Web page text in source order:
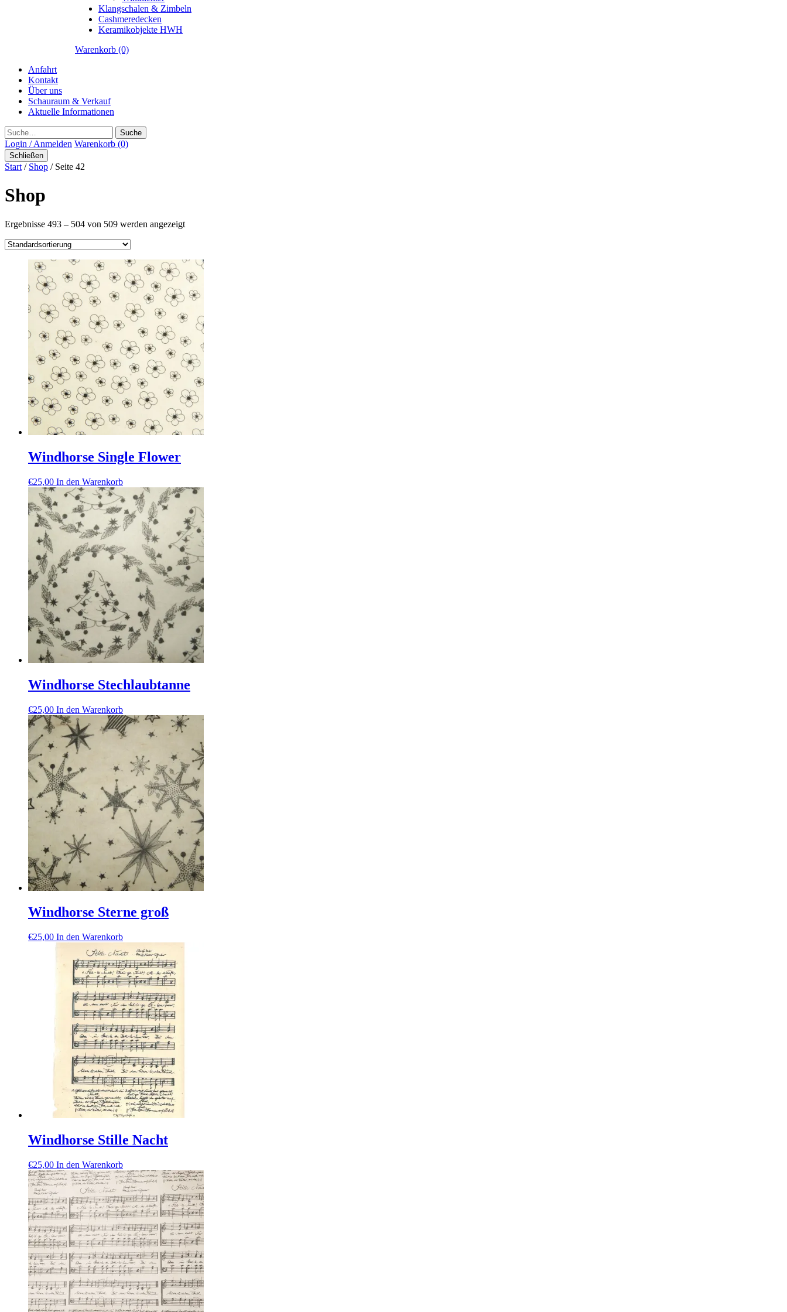
Klangschalen & Zimbeln
Cashmeredecken
Keramikobjekte HWH
Warenkorb (0)
Anfahrt
Kontakt
Über uns
Schauraum & Verkauf
Aktuelle Informationen
Suche
Login / Anmelden Warenkorb (0)
Schließen
Start / Shop / Seite 42
Shop
Ergebnisse 493 – 504 von 509 werden angezeigt
Windhorse Single Flower
€25,00 In den Warenkorb
Windhorse Stechlaubtanne
€25,00 In den Warenkorb
Windhorse Sterne groß
€25,00 In den Warenkorb
Windhorse Stille Nacht
€25,00 In den Warenkorb